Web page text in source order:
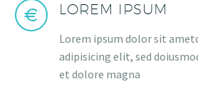
LOREM IPSUM
Lorem ipsum dolor sit
adipisicing elit, sed
et dolore magna